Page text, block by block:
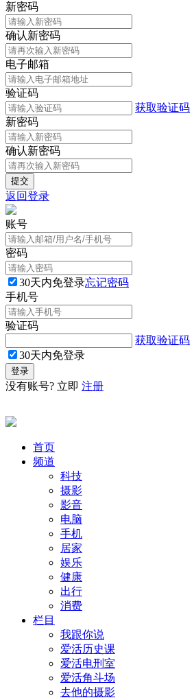
新密码
确认新密码
电子邮箱
验证码
获取验证码
新密码
确认新密码
返回登录
账号
密码
30天内免登录忘记密码
手机号
验证码
获取验证码
30天内免登录
没有账号? 立即 注册
首页
频道
科技
摄影
影音
电脑
手机
居家
娱乐
健康
出行
消费
栏目
我跟你说
爱活历史课
爱活电刑室
爱活角斗场
去他的摄影